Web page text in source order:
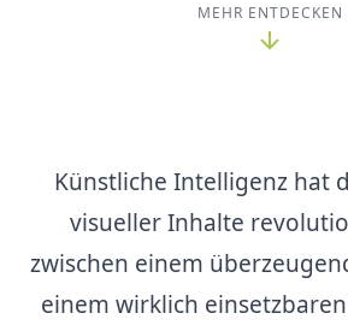
MEHR ENTDECKEN
Künstliche Intelligenz hat
visueller Inhalte
zwischen einem
einem wirklich